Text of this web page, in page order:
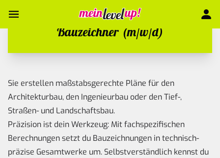
Bauzeichner (m/w/d)
Sie erstellen maßstabsgerechte Pläne für den
Architekturbau, den Ingenieurbau oder den Tief-,
Straßen- und Landschaftsbau.
Präzision ist dein Werkzeug: Mit fachspezifischen
Berechnungen setzt du Bauzeichnungen in technisch-
präzise Gesamtwerke um. Selbstverständlich kennst du